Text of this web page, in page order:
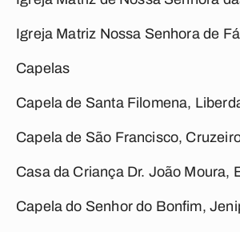
Igreja Matriz Nossa Senhora de
Capelas
Capela de Santa Filomena,
Capela de São Francisco,
Casa da Criança Dr. João Moura,
Capela do Senhor do Bonfim,